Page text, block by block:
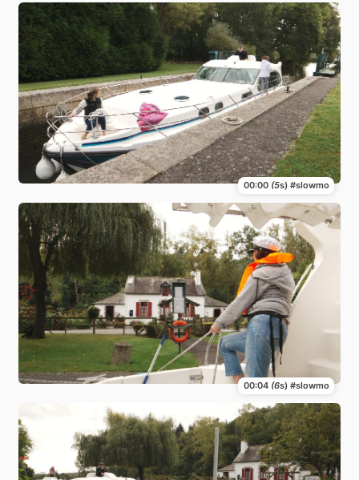
00:00 (5s) #slowmo
00:04 (6s) #slowmo